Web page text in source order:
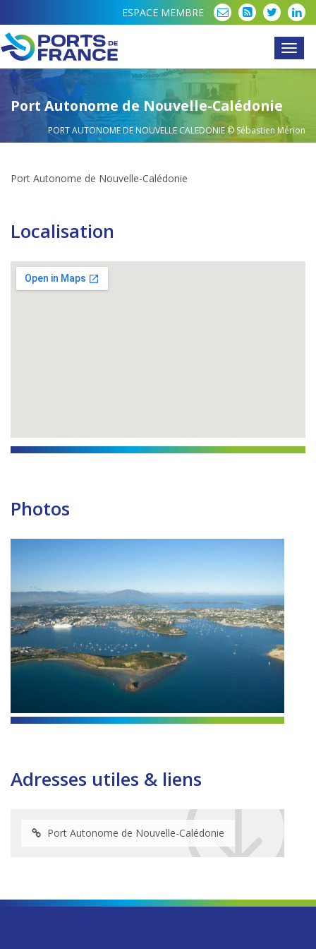
ESPACE MEMBRE
Port Autonome de Nouvelle-Calédonie
PORT AUTONOME DE NOUVELLE CALEDONIE © Sébastien Mérion
Port Autonome de Nouvelle-Calédonie
Localisation
Photos
Adresses utiles & liens
Port Autonome de Nouvelle-Calédonie